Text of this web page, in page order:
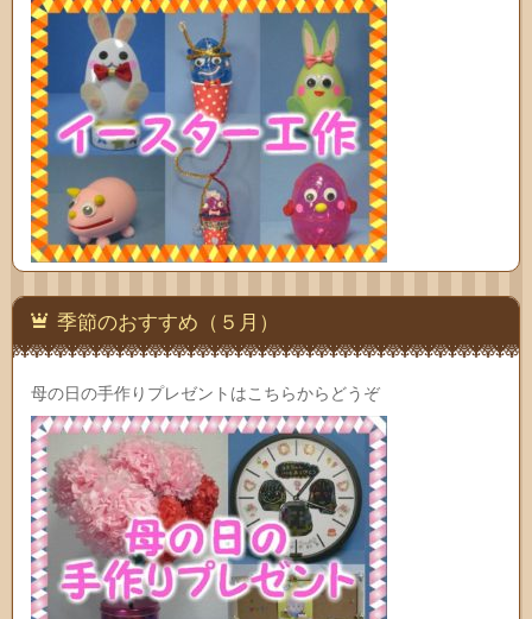
季節のおすすめ（５月）
母の日の手作りプレゼントはこちらからどうぞ